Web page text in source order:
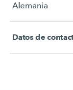
Alemania
Datos de